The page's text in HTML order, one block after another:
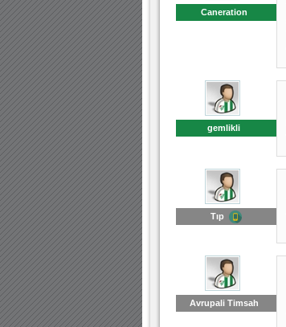
Caneration
gemlikli
Tıp
Avrupali Timsah